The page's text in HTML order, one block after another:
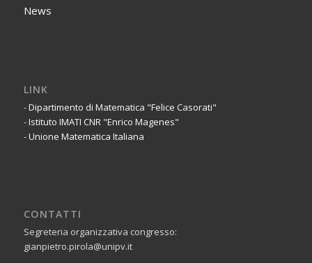
News
LINK
-Dipartimento di Matematica "Felice Casorati"
-Istituto IMATI CNR "Enrico Magenes"
-Unione Matematica Italiana
CONTATTI
Segreteria organizzativa congresso:
gianpietro.pirola@unipv.it